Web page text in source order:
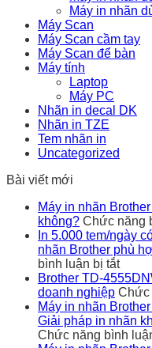
Máy in nhãn
Máy Scan
Máy Scan cầm tay
Máy Scan để bàn
Máy tính
Laptop
Máy PC
Nhãn in decal DK
Nhãn in TZE
Tem nhãn in
Uncategorized
Bài viết mới
Máy in nhãn
không? Chức năng
In 5.000 tem/ngày
nhãn Brother phù
bình luận bị tắtở
In
5.000
tem/
có
bị
Brother TD-
doanh nghiệp Chức
Máy in nhãn
Giải pháp in nhãn
Chức năng bình